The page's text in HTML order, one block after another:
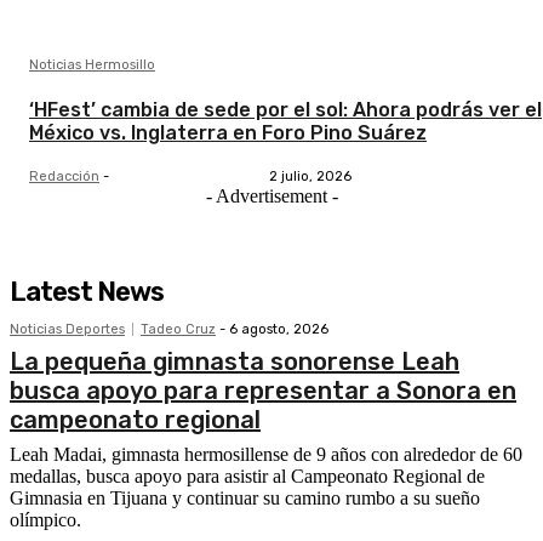
Noticias Hermosillo
‘HFest’ cambia de sede por el sol: Ahora podrás ver el
México vs. Inglaterra en Foro Pino Suárez
Redacción - 2 julio, 2026
- Advertisement -
Latest News
Noticias Deportes Tadeo Cruz - 6 agosto, 2026
La pequeña gimnasta sonorense Leah
busca apoyo para representar a Sonora en
campeonato regional
Leah Madai, gimnasta hermosillense de 9 años con alrededor de 60
medallas, busca apoyo para asistir al Campeonato Regional de
Gimnasia en Tijuana y continuar su camino rumbo a su sueño
olímpico.